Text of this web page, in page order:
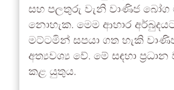
සහ පලතුරු වැනි වාණිජ බෝග
නොහැක. මෙම ආහාර
මට්ටමින් සපයා ගත හැකි වාණිජ
අත්‍යවශ්‍ය වේ. මේ සඳහා
කළ යුතුය.